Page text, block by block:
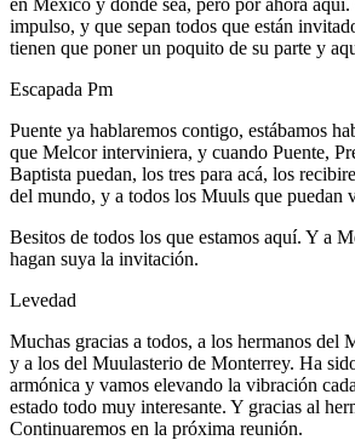
impulso, y que sepan todos que están
tienen que poner un poquito de su parte y
Escapada Pm
Puente ya hablaremos contigo, estábamos
que Melcor interviniera, y cuando Puente,
Baptista puedan, los tres para acá, los
del mundo, y a todos los Muuls que puedan
Besitos de todos los que estamos aquí. Y a
hagan suya la invitación.
Levedad
Muchas gracias a todos, a los hermanos del
y a los del Muulasterio de Monterrey. Ha
armónica y vamos elevando la vibración
estado todo muy interesante. Y gracias al
Continuaremos en la próxima reunión.